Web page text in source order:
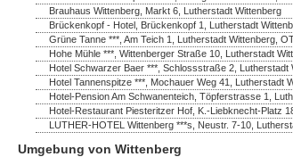
Brauhaus Wittenberg, Markt 6, Lutherstadt Wittenberg
Brückenkopf - Hotel, Brückenkopf 1, Lutherstadt
Grüne Tanne ***, Am Teich 1, Lutherstadt Wittenberg,
Hohe Mühle ***, Wittenberger Straße 10, Lutherstadt
Hotel Schwarzer Baer ***, Schlossstraße 2, Lutherstadt
Hotel Tannenspitze ***, Mochauer Weg 41, Lutherstadt
Hotel-Pension Am Schwanenteich, Töpferstrasse 1,
Hotel-Restaurant Piesteritzer Hof, K.-Liebknecht-Platz
LUTHER-HOTEL Wittenberg ***s, Neustr. 7-10,
Umgebung von Wittenberg